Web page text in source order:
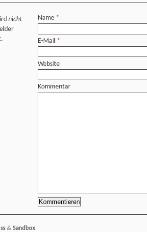
nicht
Name *
E-Mail *
Website
Kommentar
& Sandbox